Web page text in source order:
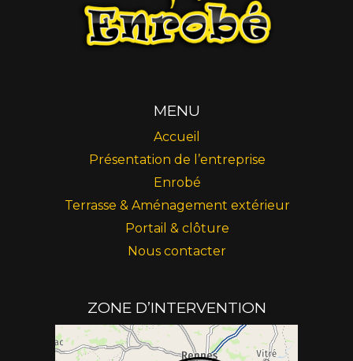
MENU
Accueil
Présentation de l’entreprise
Enrobé
Terrasse & Aménagement extérieur
Portail & clôture
Nous contacter
ZONE D’INTERVENTION